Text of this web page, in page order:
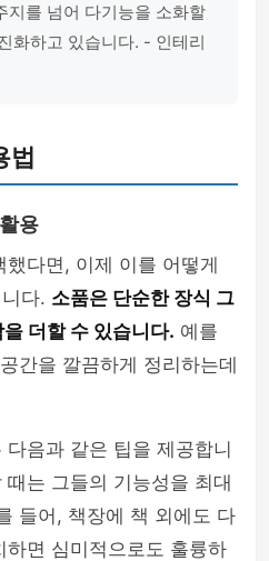
지를 넘어 다기능을 소화할
화하고 있습니다. - 인테리
법
용
다면, 이제 이를 어떻게
다. 소품은 단순한 장식 그
더할 수 있습니다. 예를
간을 깔끔하게 정리하는데
음과 같은 팁을 제공합니
는 그들의 기능성을 최대
들어, 책장에 책 외에도 다
면 심미적으로도 훌륭하